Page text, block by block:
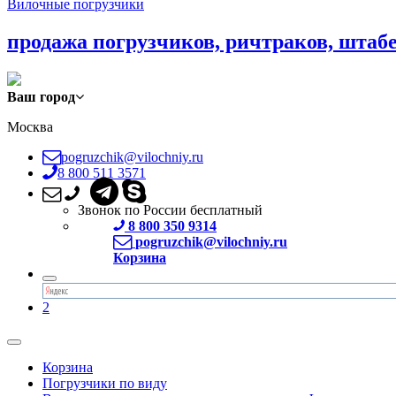
Вилочные погрузчики
продажа погрузчиков, ричтраков,
Ваш город
Москва
pogruzchik@vilochniy.ru
8 800 511 3571
Звонок по России бесплатный
8 800 350 9314
pogruzchik@vilochniy.ru
Корзина
2
Корзина
Погрузчики по виду